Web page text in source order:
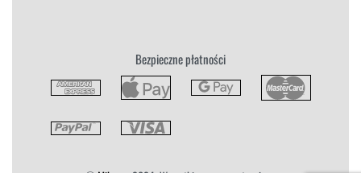
Płatność i Dostawa
Bezpieczne płatności